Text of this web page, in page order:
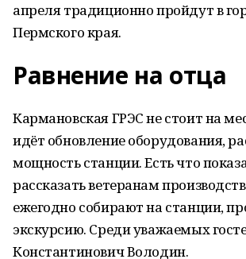
апреля традиционно пройдут в
Пермского края.
Равнение на отца
Кармановская ГРЭС не стоит на
идёт обновление оборудования,
мощность станции. Есть что
рассказать ветеранам
ежегодно собирают на станции,
экскурсию. Среди уважаемых
Константинович Володин.